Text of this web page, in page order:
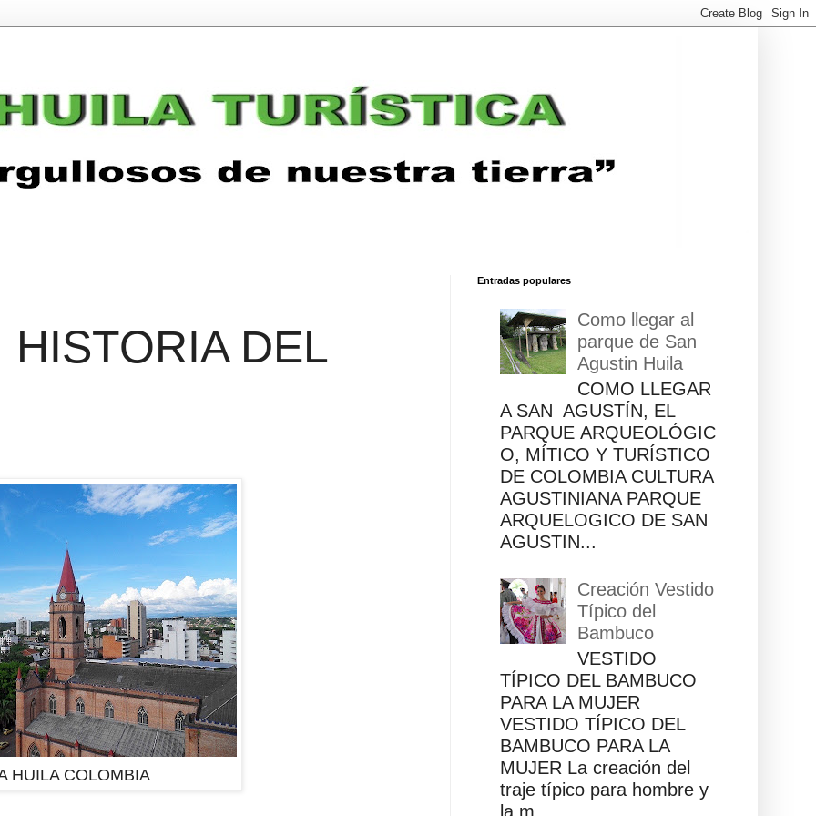
DEL
HUILA COLOMBIA
Entradas populares
Como llegar al
parque de San
Agustin Huila
COMO LLEGAR
A SAN AGUSTÍN, EL
PARQUE ARQUEOLÓGIC
O, MÍTICO Y TURÍSTICO
DE COLOMBIA CULTURA
AGUSTINIANA PARQUE
ARQUELOGICO DE SAN
AGUSTIN...
Creación Vestido
Típico del
Bambuco
VESTIDO
TÍPICO DEL BAMBUCO
PARA LA MUJER
VESTIDO TÍPICO DEL
BAMBUCO PARA LA
MUJER La creación del
traje típico para hombre y
la m...